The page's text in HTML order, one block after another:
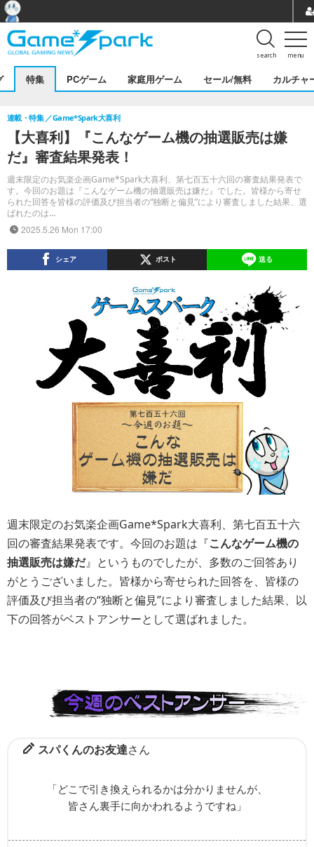
menu
search
特集 PCゲーム 家庭用ゲーム セール/無料 カルチャ
【大喜利】『こんなゲーム機の抽選販売は嫌
だ』審査結果発表！
週末限定のお気楽企画Game*Spark大喜利、第七百五十六回の審査結果発表で
す。今回のお題は『こんなゲーム機の抽選販売は嫌だ』でした。皆様から寄せ
られた回答を皆様の評価及び担当者の“独断と偏見”により審査しました結果、選
ばれたのは…
連載・特集 Game*Spark大喜利
2025.5.26 Mon 17:00
シェア ポスト 送る
週末限定のお気楽企画Game*Spark大喜利、第七百五十六
回の審査結果発表です。今回のお題は『こんなゲーム機の
抽選販売は嫌だ』というものでしたが、多数のご回答あり
がとうございました。皆様から寄せられた回答を、皆様の
評価及び担当者の“独断と偏見”により審査しました結果、以
下の回答がベストアンサーとして選ばれました。
スパくんのお友達さん
「どこで引き換えられるかは分かりませんが、
皆さん裏手に向かわれるようですね」